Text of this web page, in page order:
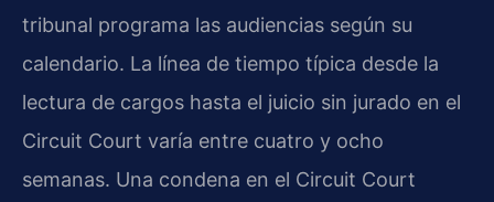
tribunal programa las audiencias según su
calendario. La línea de tiempo típica desde la
lectura de cargos hasta el juicio sin jurado en el
Circuit Court varía entre cuatro y ocho
semanas. Una condena en el Circuit Court